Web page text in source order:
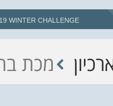
מצב הים והרוח – תחזית גלים
מכת